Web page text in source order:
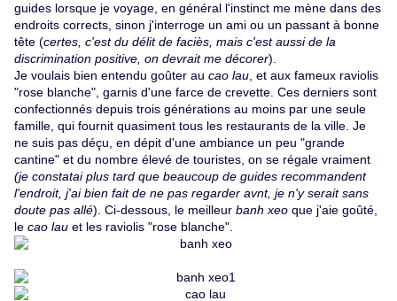
guides lorsque je voyage, en général l'instinct me mène dans des
endroits corrects, sinon j'interroge un ami ou un passant à bonne
tête (certes, c'est du délit de faciès, mais c'est aussi de la
discrimination positive, on devrait me décorer).
Je voulais bien entendu goûter au cao lau , et aux fameux raviolis
"rose blanche", garnis d'une farce de crevette. Ces derniers sont
confectionnés depuis trois générations au moins par une seule
famille, qui fournit quasiment tous les restaurants de la ville. Je
ne suis pas déçu, en dépit d'une ambiance un peu "grande
cantine" et du nombre élevé de touristes , on se régale vraiment
(je constatai plus tard que beaucoup de guides recommandent
l'endroit, j'ai bien fait de ne pas regarder avnt, je n'y serait sans
doute pas allé). Ci-dessous, le meilleur banh xeo que j'aie goûté,
le cao lau et les raviolis "rose blanche".